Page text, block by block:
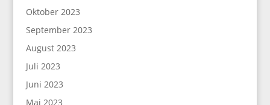
Oktober 2023
September 2023
August 2023
Juli 2023
Juni 2023
Mai 2023